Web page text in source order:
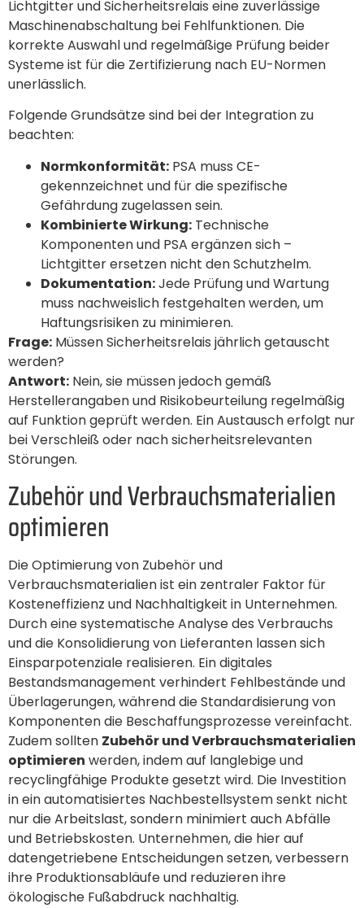
Lichtgitter und Sicherheitsrelais eine zuverlässige
Maschinenabschaltung bei Fehlfunktionen. Die
korrekte Auswahl und regelmäßige Prüfung beider
Systeme ist für die Zertifizierung nach EU-Normen
unerlässlich.
Folgende Grundsätze sind bei der Integration zu
beachten:
Normkonformität: PSA muss CE-
gekennzeichnet und für die spezifische
Gefährdung zugelassen sein.
Kombinierte Wirkung: Technische
Komponenten und PSA ergänzen sich –
Lichtgitter ersetzen nicht den Schutzhelm.
Dokumentation:Jede Prüfung und Wartung
muss nachweislich festgehalten werden, um
Haftungsrisiken zu minimieren.
Frage: Müssen Sicherheitsrelais jährlich getauscht
werden?
Antwort: Nein, sie müssen jedoch gemäß
Herstellerangaben und Risikobeurteilung regelmäßig
auf Funktion geprüft werden. Ein Austausch erfolgt nur
bei Verschleiß oder nach sicherheitsrelevanten
Störungen.
Zubehör und Verbrauchsmaterialien
optimieren
Die Optimierung von Zubehör und
Verbrauchsmaterialien ist ein zentraler Faktor für
Kosteneffizienz und Nachhaltigkeit in Unternehmen.
Durch eine systematische Analyse des Verbrauchs
und die Konsolidierung von Lieferanten lassen sich
Einsparpotenziale realisieren. Ein digitales
Bestandsmanagement verhindert Fehlbestände und
Überlagerungen, während die Standardisierung von
Komponenten die Beschaffungsprozesse vereinfacht.
Zudem sollten Zubehör und Verbrauchsmaterialien
optimieren werden, indem auf langlebige und
recyclingfähige Produkte gesetzt wird. Die Investition
in ein automatisiertes Nachbestellsystem senkt nicht
nur die Arbeitslast, sondern minimiert auch Abfälle
und Betriebskosten. Unternehmen, die hier auf
datengetriebene Entscheidungen setzen, verbessern
ihre Produktionsabläufe und reduzieren ihre
ökologische Fußabdruck nachhaltig.